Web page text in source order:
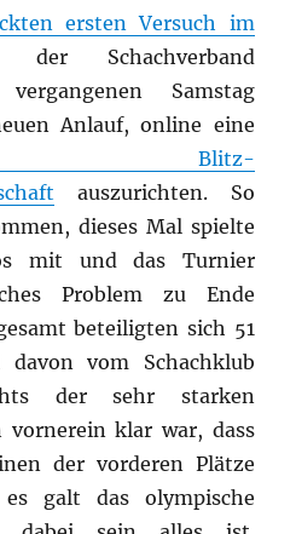
ersten Versuch im
Schachverband
Samstag
Anlauf, online eine
Blitz-
auszurichten. So
dieses Mal spielte
mit und das Turnier
Problem zu Ende
beteiligten sich 51
davon vom Schachklub
der sehr starken
klar war, dass
der vorderen Plätze
galt das olympische